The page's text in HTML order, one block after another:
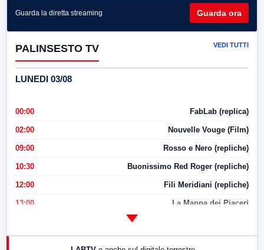
Guarda la diretta streaming Guarda ora
PALINSESTO TV VEDI TUTTI
LUNEDI 03/08
00:00 FabLab (replica)
02:00 Nouvelle Vouge (Film)
09:00 Rosso e Nero (repliche)
10:30 Buonissimo Red Roger (repliche)
12:00 Fili Meridiani (repliche)
13:00 La Mappa dei Piaceri